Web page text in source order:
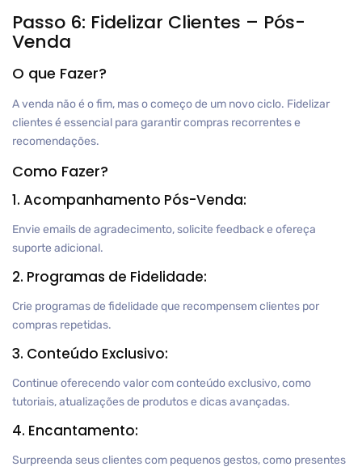
Passo 6: Fidelizar Clientes – Pós-
Venda
O que Fazer?
A venda não é o fim, mas o começo de um novo ciclo. Fidelizar
clientes é essencial para garantir compras recorrentes e
recomendações.
Como Fazer?
1. Acompanhamento Pós-Venda:
Envie emails de agradecimento, solicite feedback e ofereça
suporte adicional.
2. Programas de Fidelidade:
Crie programas de fidelidade que recompensem clientes por
compras repetidas.
3. Conteúdo Exclusivo:
Continue oferecendo valor com conteúdo exclusivo, como
tutoriais, atualizações de produtos e dicas avançadas.
4. Encantamento:
Surpreenda seus clientes com pequenos gestos, como presentes